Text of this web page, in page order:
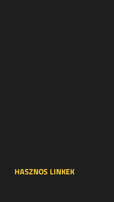
HASZNOS LINKEK